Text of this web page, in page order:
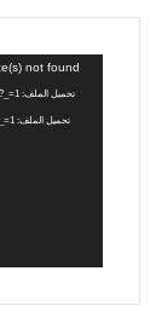
مشغل
الفيديو
not found
تحميل الملف: https://7areer.com/wp-content/uploads/2019/02/voda2018.mp4?_=1
تحميل الملف: http://7areer.com/wp-content/uploads/2019/02/voda2018.mp4?_=1